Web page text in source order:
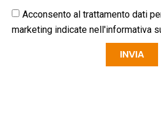
Acconsento al trattamento dati
marketing indicate nell'informativa
INVIA